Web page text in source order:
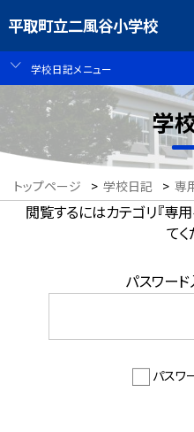
平取町立二風谷小学校
学校日記メニュー
学
トップページ > 学校日記 > 専
閲覧するにはカテゴリ『専
て
パスワー
パスワ